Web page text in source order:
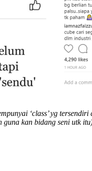
‘class’ yg
kan bidang seni utk